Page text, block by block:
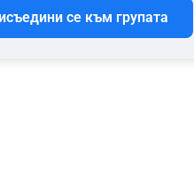
се към групата